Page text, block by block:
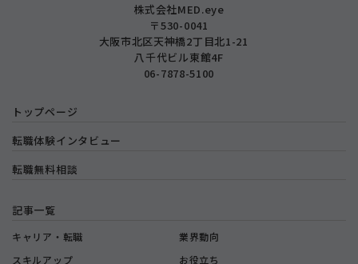
株式会社MED.eye
〒530-0041
大阪市北区天神橋2丁目北1-21
八千代ビル東館4F
06-7878-5100
トップページ
転職体験インタビュー
転職無料相談
記事一覧
キャリア・転職
業界動向
スキルアップ
お役立ち